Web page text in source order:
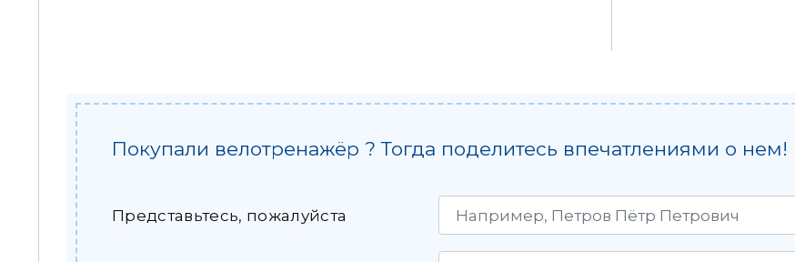
Покупали велотренажёр ? Тогда поделитесь впечатлениями о нем!
Представьтесь, пожалуйста